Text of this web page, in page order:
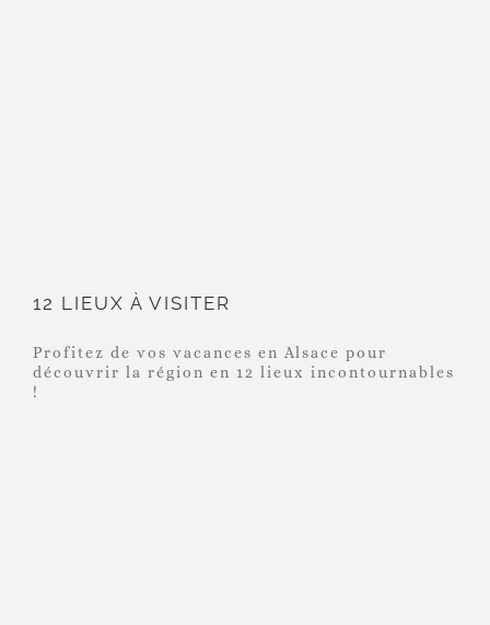
12 LIEUX À VISITER
Profitez de vos vacances en Alsace pour
découvrir la région en 12 lieux incontournables
!